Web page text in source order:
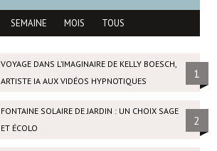
SEMAINE MOIS TOUS
VOYAGE DANS L’IMAGINAIRE DE KELLY BOESCH,
ARTISTE IA AUX VIDÉOS HYPNOTIQUES
1
FONTAINE SOLAIRE DE JARDIN : UN CHOIX SAGE
ET ÉCOLO
2